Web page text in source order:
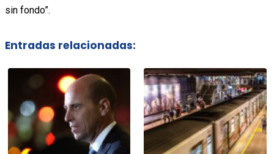
sin fondo”.
Entradas relacionadas: